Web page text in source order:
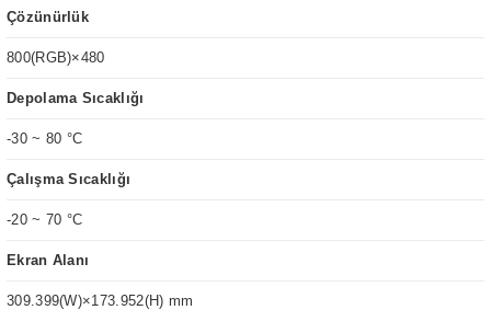
Çözünürlük
800(RGB)×480
Depolama Sıcaklığı
-30 ~ 80 °C
Çalışma Sıcaklığı
-20 ~ 70 °C
Ekran Alanı
309.399(W)×173.952(H) mm